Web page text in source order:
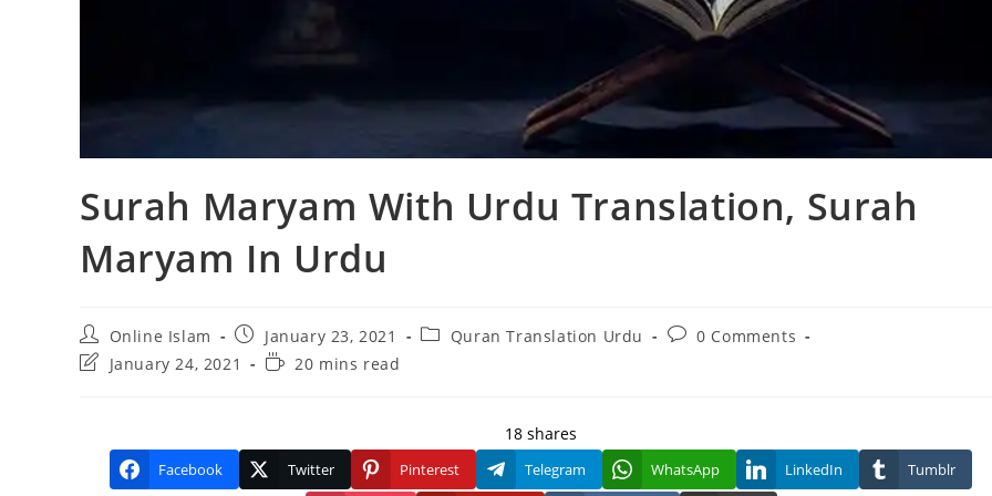
Surah Maryam With Urdu Translation, Surah
Maryam In Urdu
Post
author:
Online Islam
Post
published:
January 23, 2021
PostQuran Translation Urdu
Post0 Comments
PostJanuary 24, 2021
Reading
20 mins read
18 shares
Facebook Twitter Pinterest Telegram WhatsApp LinkedIn Tumblr